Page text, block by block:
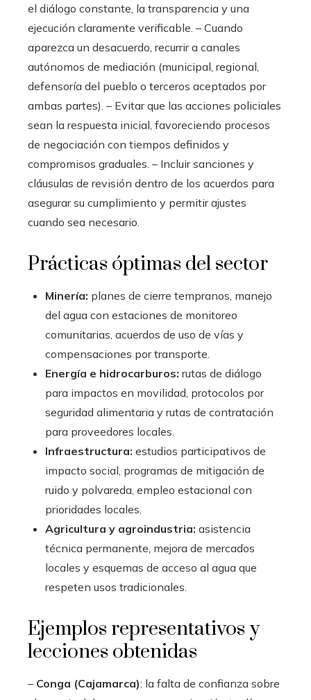
el diálogo constante, la transparencia y una
ejecución claramente verificable. – Cuando
aparezca un desacuerdo, recurrir a canales
autónomos de mediación (municipal, regional,
defensoría del pueblo o terceros aceptados por
ambas partes). – Evitar que las acciones policiales
sean la respuesta inicial, favoreciendo procesos
de negociación con tiempos definidos y
compromisos graduales. – Incluir sanciones y
cláusulas de revisión dentro de los acuerdos para
asegurar su cumplimiento y permitir ajustes
cuando sea necesario.
Prácticas óptimas del sector
Minería: planes de cierre tempranos, manejo
del agua con estaciones de monitoreo
comunitarias, acuerdos de uso de vías y
compensaciones por transporte.
Energía e hidrocarburos: rutas de diálogo
para impactos en movilidad, protocolos por
seguridad alimentaria y rutas de contratación
para proveedores locales.
Infraestructura: estudios participativos de
impacto social, programas de mitigación de
ruido y polvareda, empleo estacional con
prioridades locales.
Agricultura y agroindustria: asistencia
técnica permanente, mejora de mercados
locales y esquemas de acceso al agua que
respeten usos tradicionales.
Ejemplos representativos y
lecciones obtenidas
– Conga (Cajamarca): la falta de confianza sobre